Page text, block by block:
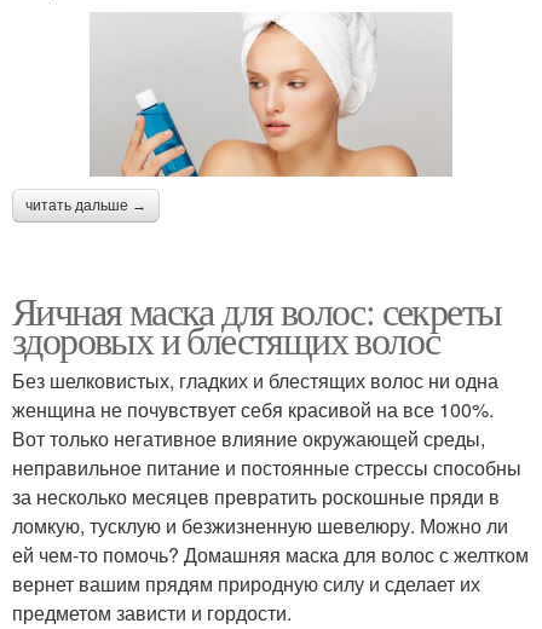
читать дальше →
Яичная маска для волос: секреты
здоровых и блестящих волос
Без шелковистых, гладких и блестящих волос ни одна
женщина не почувствует себя красивой на все 100%.
Вот только негативное влияние окружающей среды,
неправильное питание и постоянные стрессы способны
за несколько месяцев превратить роскошные пряди в
ломкую, тусклую и безжизненную шевелюру. Можно ли
ей чем-то помочь? Домашняя маска для волос с желтком
вернет вашим прядям природную силу и сделает их
предметом зависти и гордости.